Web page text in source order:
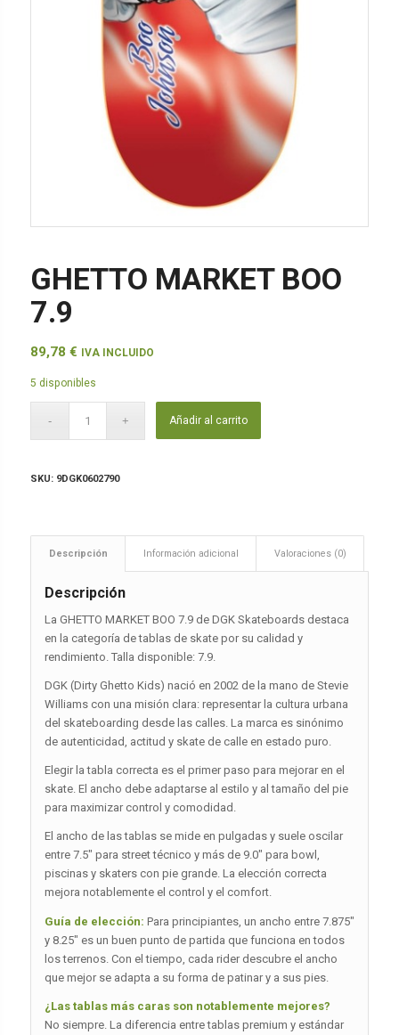
GHETTO MARKET BOO
7.9
89,78 € IVA INCLUIDO
5 disponibles
Añadir al carrito
SKU: 9DGK0602790
Descripción Información adicional Valoraciones (0)
Descripción
La GHETTO MARKET BOO 7.9 de DGK Skateboards destaca
en la categoría de tablas de skate por su calidad y
rendimiento. Talla disponible: 7.9.
DGK (Dirty Ghetto Kids) nació en 2002 de la mano de Stevie
Williams con una misión clara: representar la cultura urbana
del skateboarding desde las calles. La marca es sinónimo
de autenticidad, actitud y skate de calle en estado puro.
Elegir la tabla correcta es el primer paso para mejorar en el
skate. El ancho debe adaptarse al estilo y al tamaño del pie
para maximizar control y comodidad.
El ancho de las tablas se mide en pulgadas y suele oscilar
entre 7.5″ para street técnico y más de 9.0″ para bowl,
piscinas y skaters con pie grande. La elección correcta
mejora notablemente el control y el comfort.
Guía de elección: Para principiantes, un ancho entre 7.875″
y 8.25″ es un buen punto de partida que funciona en todos
los terrenos. Con el tiempo, cada rider descubre el ancho
que mejor se adapta a su forma de patinar y a sus pies.
¿Las tablas más caras son notablemente mejores?
No siempre. La diferencia entre tablas premium y estándar